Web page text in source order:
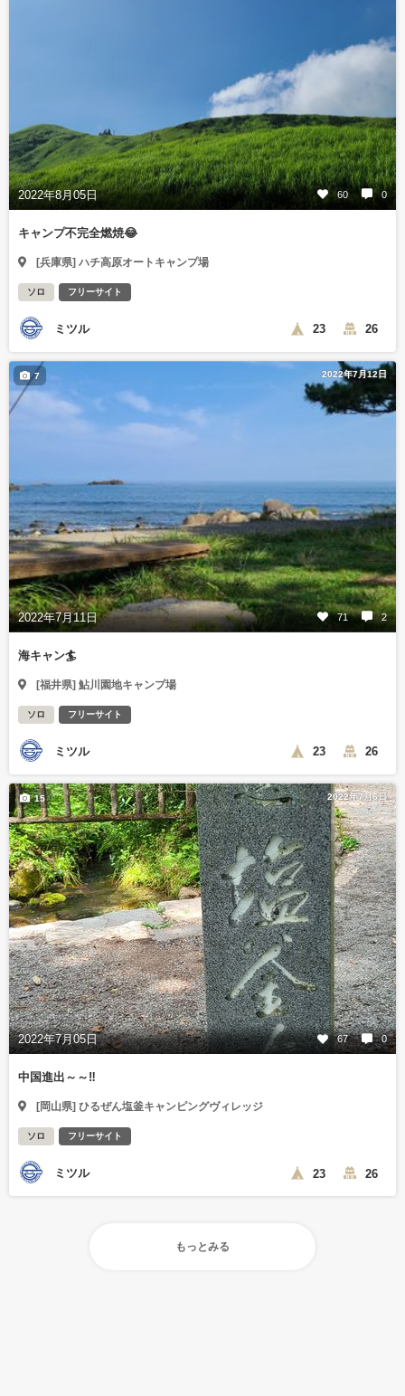
2022年8月05日 60 0
キャンプ不完全燃焼😂
[兵庫県] ハチ高原オートキャンプ場
ソロ フリーサイト
ミツル 23 26
2022年7月12日
2022年7月11日 71 2
7
海キャン🏄
[福井県] 鮎川園地キャンプ場
ソロ フリーサイト
ミツル 23 26
2022年7月6日
2022年7月05日 67 0
15
中国進出～～‼️
[岡山県] ひるぜん塩釜キャンピングヴィレッジ
ソロ フリーサイト
ミツル 23 26
もっとみる